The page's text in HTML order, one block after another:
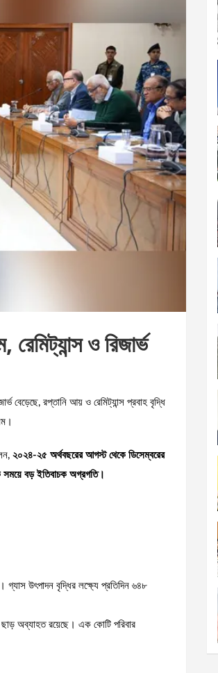
ও রিজার্ভ
বেড়েছে, রপ্তানি আয় ও রেমিট্যান্স প্রবাহ বৃদ্ধি
২০২৪-২৫ অর্থবছরের আগস্ট থেকে ডিসেম্বরের
সময়ে বড় ইতিবাচক অগ্রগতি।
গ্যাস উৎপাদন বৃদ্ধির লক্ষ্যে প্রতিদিন ৬৪৮
অব্যাহত রয়েছে। এক কোটি পরিবার